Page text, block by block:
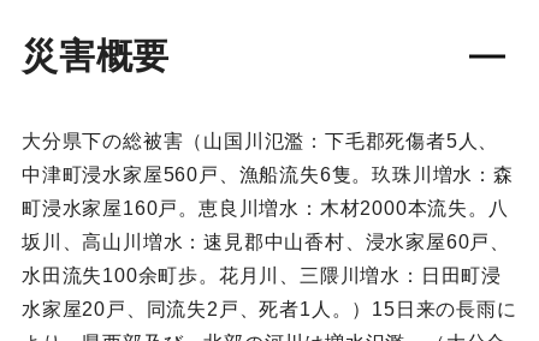
災害概要
大分県下の総被害（山国川氾濫：下毛郡死傷者5人、
中津町浸水家屋560戸、漁船流失6隻。玖珠川増水：森
町浸水家屋160戸。恵良川増水：木材2000本流失。八
坂川、高山川増水：速見郡中山香村、浸水家屋60戸、
水田流失100余町歩。花月川、三隈川増水：日田町浸
水家屋20戸、同流失2戸、死者1人。）15日来の長雨に